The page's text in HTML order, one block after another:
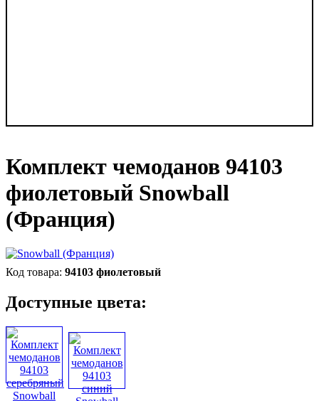
Комплект чемоданов 94103
фиолетовый Snowball
(Франция)
94103 фиолетовый
Доступные цвета: